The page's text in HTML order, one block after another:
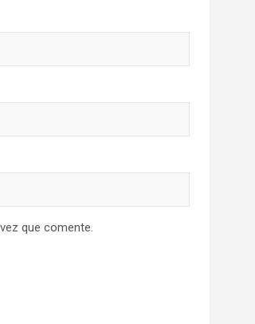
que comente.